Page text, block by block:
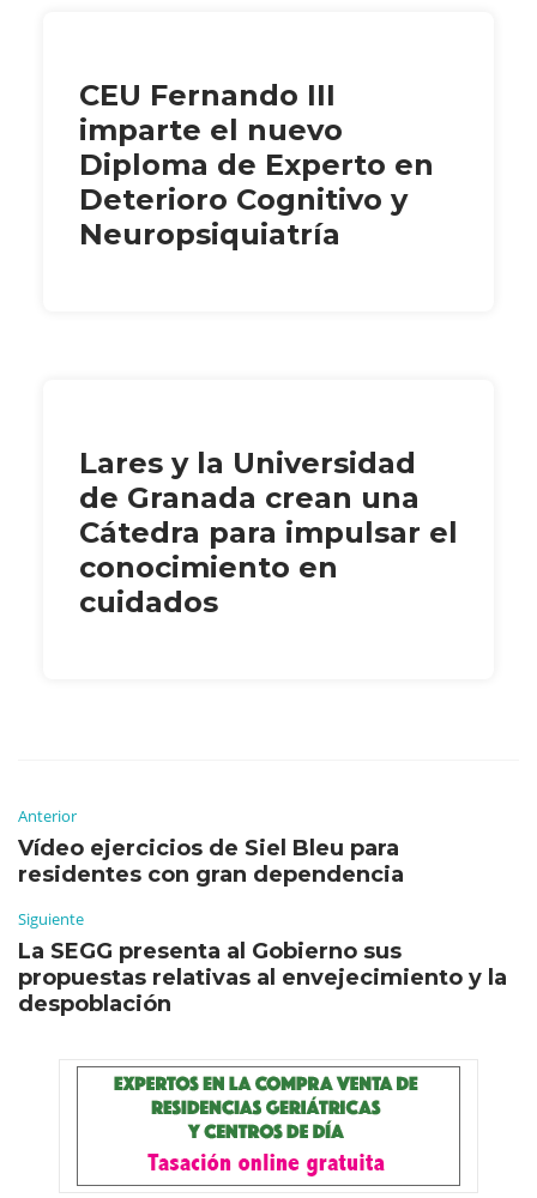
CEU Fernando III
imparte el nuevo
Diploma de Experto en
Deterioro Cognitivo y
Neuropsiquiatría
Lares y la Universidad
de Granada crean una
Cátedra para impulsar el
conocimiento en
cuidados
Anterior
Vídeo ejercicios de Siel Bleu para
residentes con gran dependencia
Siguiente
La SEGG presenta al Gobierno sus
propuestas relativas al envejecimiento y la
despoblación